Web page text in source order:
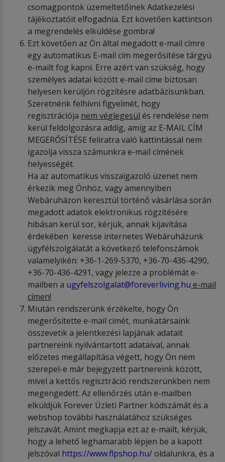
csomagpontok üzemeltetőinek Adatkezelési
tájékoztatóit elfogadnia. Ezt követően kattintson
a megrendelés elküldése gombra!
Ezt követően az Ön által megadott e-mail címre
egy automatikus E-mail cím megerősítése tárgyú
e-mailt fog kapni. Erre azért van szükség, hogy
személyes adatai között e-mail címe biztosan
helyesen kerüljön rögzítésre adatbázisunkban.
Szeretnénk felhívni figyelmét, hogy
regisztrációja nem véglegesül és rendelése nem
kerül feldolgozásra addig, amíg az E-MAIL CÍM
MEGERŐSÍTÉSE feliratra való kattintással nem
igazolja vissza számunkra e-mail címének
helyességét.
Ha az automatikus visszaigazoló üzenet nem
érkezik meg Önhöz, vagy amennyiben
Webáruházon keresztül történő vásárlása során
megadott adatok elektronikus rögzítésére
hibásan kerül sor, kérjük, annak kijavítása
érdekében keresse internetes Webáruházunk
ügyfélszolgálatát a következő telefonszámok
valamelyikén: +36-1-269-5370, +36-70-436-4290,
+36-70-436-4291, vagy jelezze a problémát e-
mailben a ugyfelszolgalat@foreverliving.hu e-mail
címen!
Miután rendszerünk érzékelte, hogy Ön
megerősítette e-mail címét, munkatársaink
összevetik a jelentkezési lapjának adatait
partnereink nyilvántartott adataival, annak
előzetes megállapítása végett, hogy Ön nem
szerepel-e már bejegyzett partnereink között,
mivel a kettős regisztráció rendszerünkben nem
megengedett. Az ellenőrzés után e-mailben
elküldjük Forever Üzleti Partner kódszámát és a
webshop további használatához szükséges
jelszavát. Amint megkapja ezt az e-mailt, kérjük,
hogy a lehető leghamarabb lépjen be a kapott
jelszóval https://www.flpshop.hu/oldalunkra, és a